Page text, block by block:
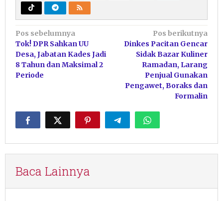
Navigasi
pos
Pos sebelumnya
Tok! DPR Sahkan UU
Desa, Jabatan Kades Jadi
8 Tahun dan Maksimal 2
Periode
Pos berikutnya
Dinkes Pacitan Gencar
Sidak Bazar Kuliner
Ramadan, Larang
Penjual Gunakan
Pengawet, Boraks dan
Formalin
Baca Lainnya